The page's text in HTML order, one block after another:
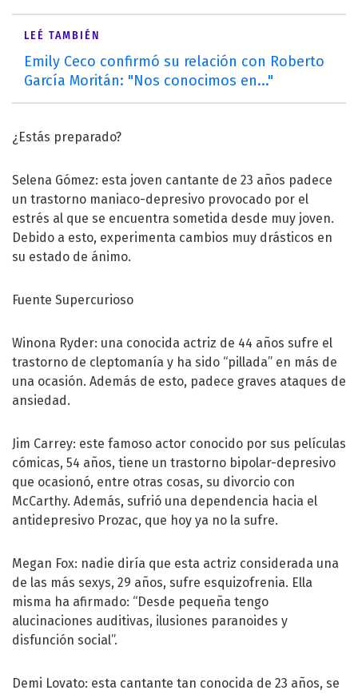
LEÉ TAMBIÉN
Emily Ceco confirmó su relación con Roberto
García Moritán: "Nos conocimos en..."
¿Estás preparado?
Selena Gómez: esta joven cantante de 23 años padece
un trastorno maniaco-depresivo provocado por el
estrés al que se encuentra sometida desde muy joven.
Debido a esto, experimenta cambios muy drásticos en
su estado de ánimo.
Fuente Supercurioso
Winona Ryder: una conocida actriz de 44 años sufre el
trastorno de cleptomanía y ha sido “pillada” en más de
una ocasión. Además de esto, padece graves ataques de
ansiedad.
Jim Carrey: este famoso actor conocido por sus películas
cómicas, 54 años, tiene un trastorno bipolar-depresivo
que ocasionó, entre otras cosas, su divorcio con
McCarthy. Además, sufrió una dependencia hacia el
antidepresivo Prozac, que hoy ya no la sufre.
Megan Fox: nadie diría que esta actriz considerada una
de las más sexys, 29 años, sufre esquizofrenia. Ella
misma ha afirmado: “Desde pequeña tengo
alucinaciones auditivas, ilusiones paranoides y
disfunción social”.
Demi Lovato: esta cantante tan conocida de 23 años, se